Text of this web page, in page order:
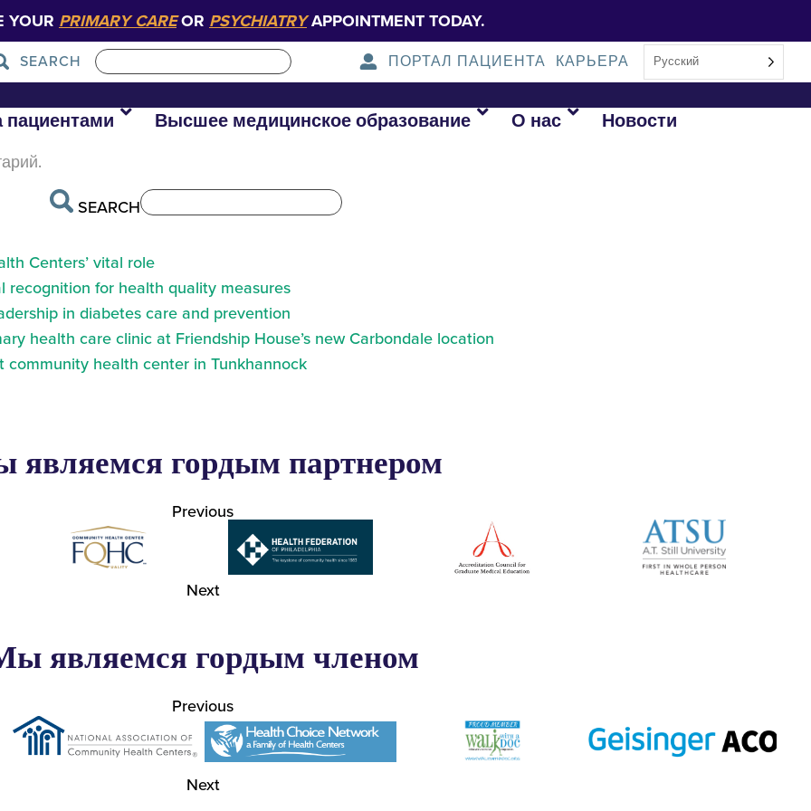
YOUR PRIMARY CAREOR PSYCHIATRYAPPOINTMENT TODAY.
SEARCH ПОРТАЛ ПАЦИЕНТА КАРЬЕРА Русский
пациентами Высшее медицинское образование О нас Новости
SEARCH
Centers’ vital role
recognition for health quality measures
in diabetes care and prevention
health care clinic at Friendship House’s new Carbondale location
health center in Tunkhannock
гордым партнером
Previous
Next
являемся гордым членом
Previous
Next